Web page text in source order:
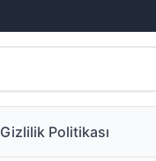
Gizlilik Politikası